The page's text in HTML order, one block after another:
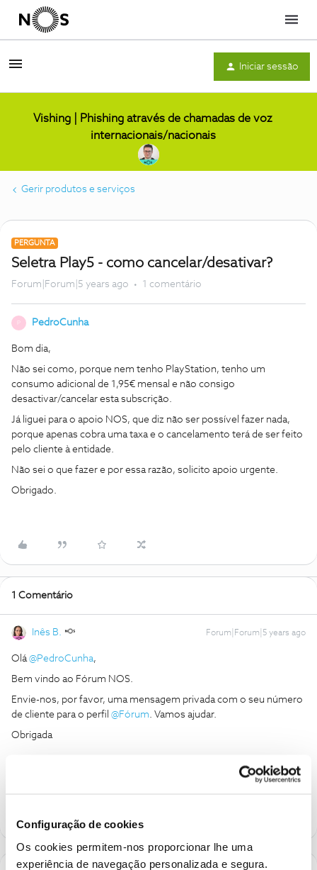
Configuração de cookies
Os cookies permitem-nos proporcionar lhe uma
experiência de navegação personalizada e segura.
Menu
Iniciar sessão
Vishing | Phishing através de chamadas de voz
internacionais/nacionais
Gerir produtos e serviços
PERGUNTA
Seletra Play5 - como cancelar/desativar?
Forum|Forum|5 years ago 1 comentário
PedroCunha
Bom dia,
Não sei como, porque nem tenho PlayStation, tenho um
consumo adicional de 1,95€ mensal e não consigo
desactivar/cancelar esta subscrição.
Já liguei para o apoio NOS, que diz não ser possível fazer nada,
porque apenas cobra uma taxa e o cancelamento terá de ser feito
pelo cliente à entidade.
Não sei o que fazer e por essa razão, solicito apoio urgente.
Obrigado.
1 Comentário
Inês B. Forum|Forum|5 years ago
Olá@PedroCunha,
Bem vindo ao Fórum NOS.
Envie-nos, por favor, uma mensagem privada com o seu número
de cliente para o perfil @Fórum. Vamos ajudar.
Obrigada
Ajude a comunidade a encontrar informação relevante. Marque